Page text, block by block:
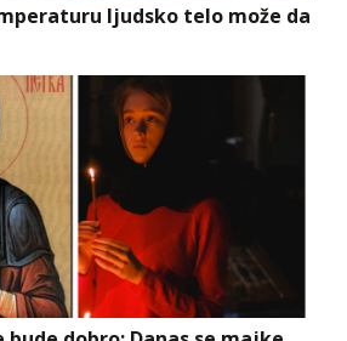
ljudsko telo može da